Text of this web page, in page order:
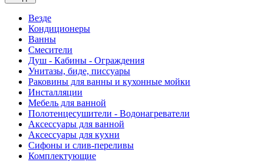
Везде
Кондиционеры
Ванны
Смесители
Душ - Кабины - Ограждения
Унитазы, биде, писсуары
Раковины для ванны и кухонные мойки
Инсталляции
Мебель для ванной
Полотенцесушители - Водонагреватели
Аксессуары для ванной
Аксессуары для кухни
Сифоны и слив-переливы
Комплектующие